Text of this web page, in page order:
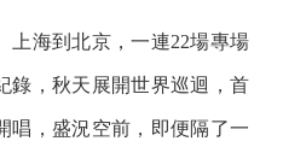
上海到北京，一連22場專場
錄，秋天展開世界巡迴，首
唱，盛況空前，即便隔了一